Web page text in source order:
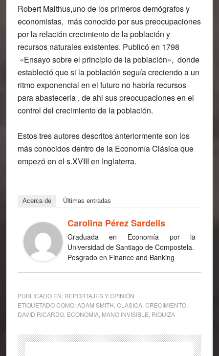
Robert Malthus,uno de los primeros demógrafos y
economistas, más conocido por sus preocupaciones
por la relación crecimiento de la población y
recursos naturales existentes. Publicó en 1798
«Ensayo sobre el principio de la población», donde
estableció que si la población seguía creciendo a un
ritmo exponencial en el futuro no habría recursos
para abastecerla , de ahi sus preocupaciones en el
control del crecimiento de la población.
Estos tres autores descritos anteriormente son los
más conocidos dentro de la Economía Clásica que
empezó en el s.XVIII en Inglaterra.
Acerca de Últimas entradas
Carolina Pérez Sardelis
Graduada en Economía por la
Universidad de Santiago de Compostela.
Posgrado en Finance and Banking
PUBLICADO EN: REPORTAJES Y OPINIÓN
ETIQUETADO COMO:ADAM SMITH CLASICA, CRECIMIENTO,
DAVID RICARDO, ECONOMIA, MANO INVISIBLE RIQUIZA